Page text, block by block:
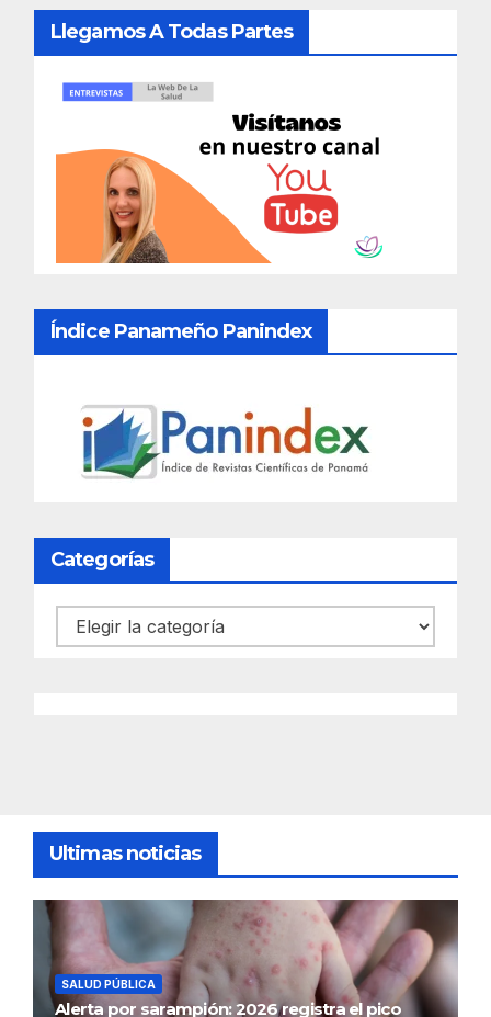
Llegamos A Todas Partes
Índice Panameño Panindex
Categorías
Categorías
Ultimas noticias
SALUD PÚBLICA
Alerta por sarampión: 2026 registra el pico